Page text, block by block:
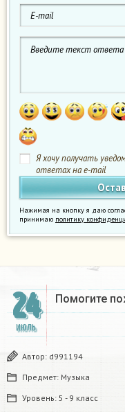
Я хочу получать
ответах на e-mail
Нажимая на кнопку я даю
принимаю политику
24
ИЮЛЬ
Помогите
Автор: d991194
Предмет: Музыка
Уровень: 5 - 9 класс